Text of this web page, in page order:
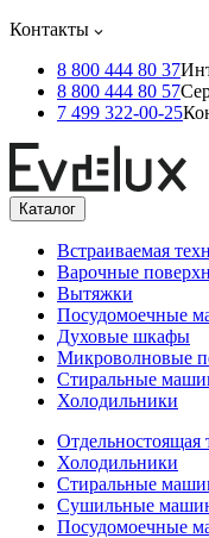
Контакты
8 800 444 80 37
8 800 444 80 57
7 499 322-00-25
Каталог
Встраиваемая
Варочные
Вытяжки
Посудомоечные
Духовые шкафы
Микроволновые
Стиральные
Холодильники
Отдельностоящая
Холодильники
Стиральные
Сушильные
Посудомоечные